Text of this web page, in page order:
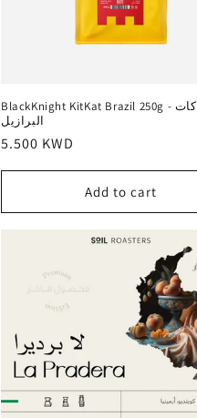
BlackKnight KitKat Brazil 250g - كيت كات
البرازيل
Regular
5.500 KWD
Add to cart